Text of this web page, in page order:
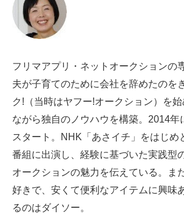
フリマアプリ・ネットオークションの
夫が子育てのために会社を辞めたのを
ク!（当時はヤフー!オークション）を
ながら独自のノウハウを構築。2014年
スタート。NHK「あさイチ」をはじめ
番組に出演し、経験に基づいた実践型
オークションの魅力を伝えている。ま
好きで、安くて便利なアイテムに興味
るのはダイソー。